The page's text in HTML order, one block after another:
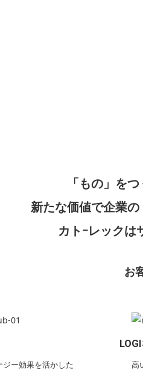
「もの」を
新たな価値で企業
カトｰレックは
お
ー効果を活かした
LOGI
高